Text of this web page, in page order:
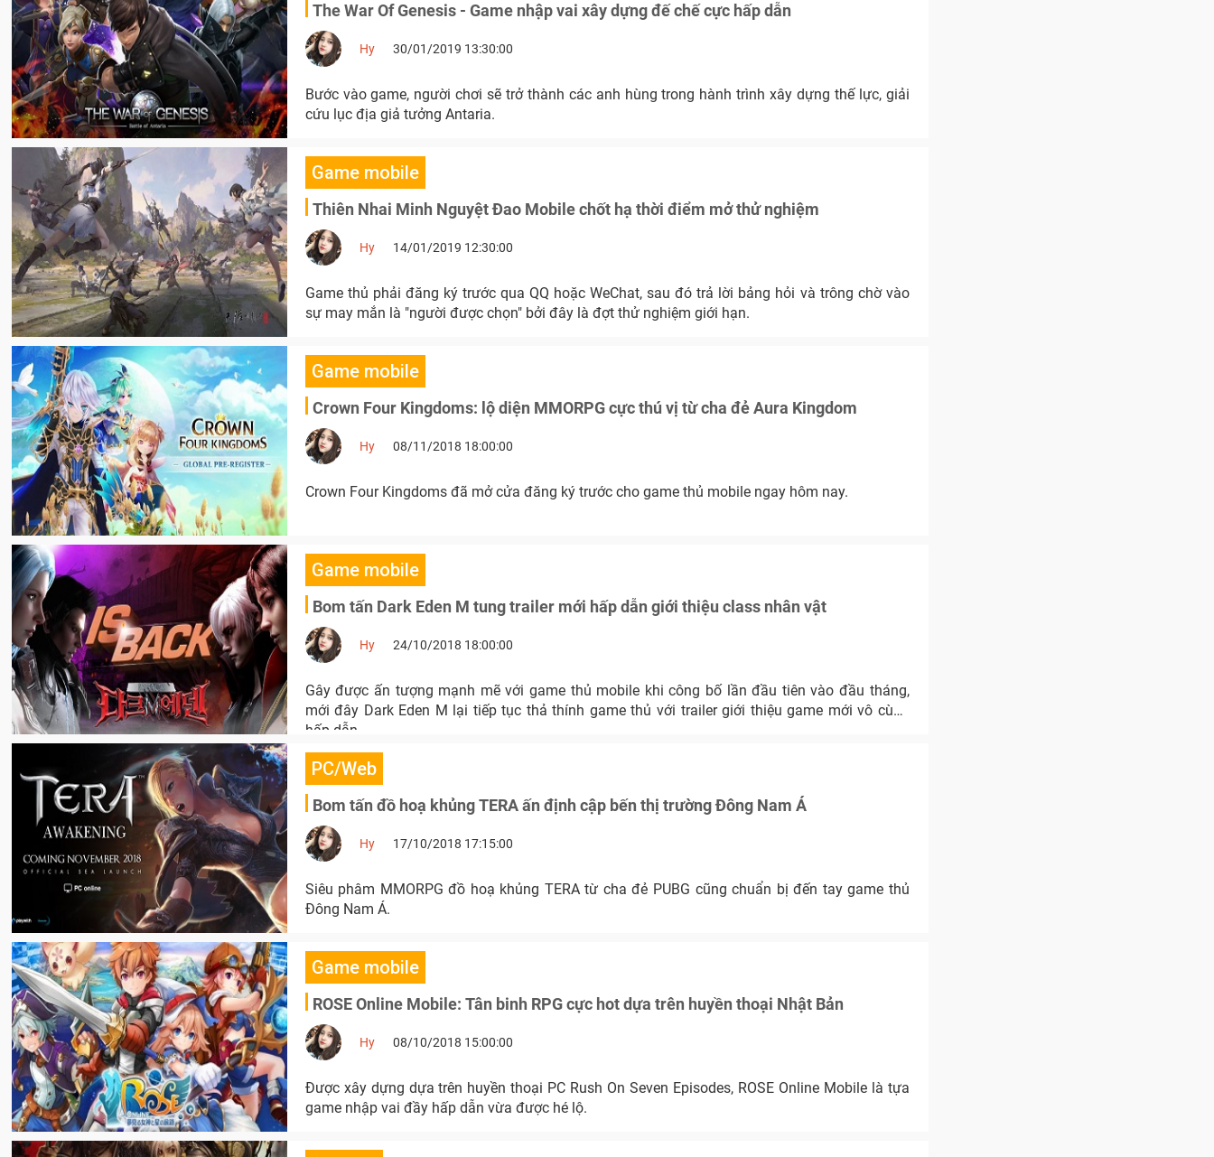
The War Of Genesis - Game nhập vai xây dựng đế chế cực hấp dẫn
Hy 30/01/2019 13:30:00
Bước vào game, người chơi sẽ trở thành các anh hùng trong hành trình xây dựng thế lực, giải
cứu lục địa giả tưởng Antaria.
Game mobile
Thiên Nhai Minh Nguyệt Đao Mobile chốt hạ thời điểm mở thử nghiệm
Hy 14/01/2019 12:30:00
Game thủ phải đăng ký trước qua QQ hoặc WeChat, sau đó trả lời bảng hỏi và trông chờ vào
sự may mắn là "người được chọn" bởi đây là đợt thử nghiệm giới hạn.
Game mobile
Crown Four Kingdoms: lộ diện MMORPG cực thú vị từ cha đẻ Aura Kingdom
Hy 08/11/2018 18:00:00
Crown Four Kingdoms đã mở cửa đăng ký trước cho game thủ mobile ngay hôm nay.
Game mobile
Bom tấn Dark Eden M tung trailer mới hấp dẫn giới thiệu class nhân vật
Hy 24/10/2018 18:00:00
Gây được ấn tượng mạnh mẽ với game thủ mobile khi công bố lần đầu tiên vào đầu tháng,
mới đây Dark Eden M lại tiếp tục thả thính game thủ với trailer giới thiệu game mới vô cùng
hấp dẫn.
PC/Web
Bom tấn đồ hoạ khủng TERA ấn định cập bến thị trường Đông Nam Á
Hy 17/10/2018 17:15:00
Siêu phâm MMORPG đồ hoạ khủng TERA từ cha đẻ PUBG cũng chuẩn bị đến tay game thủ
Đông Nam Á.
Game mobile
ROSE Online Mobile: Tân binh RPG cực hot dựa trên huyền thoại Nhật Bản
Hy 08/10/2018 15:00:00
Được xây dựng dựa trên huyền thoại PC Rush On Seven Episodes, ROSE Online Mobile là tựa
game nhập vai đầy hấp dẫn vừa được hé lộ.